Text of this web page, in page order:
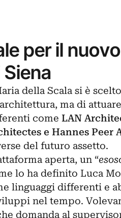
per il
della Scala si è
ma di
come LAN
e Hannes Peer
del futuro assetto.
aperta, un “
lo ha definito Luca
linguaggi differenti e
nel tempo.
domanda al